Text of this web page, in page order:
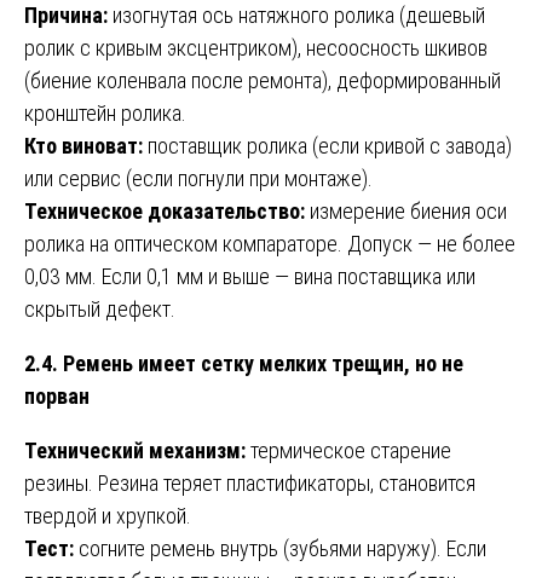
Причина: изогнутая ось натяжного ролика (дешевый
ролик с кривым эксцентриком), несоосность шкивов
(биение коленвала после ремонта), деформированный
кронштейн ролика.
Кто виноват: поставщик ролика (если кривой с завода)
или сервис (если погнули при монтаже).
Техническое доказательство: измерение биения оси
ролика на оптическом компараторе. Допуск — не более
0,03 мм. Если 0,1 мм и выше — вина поставщика или
скрытый дефект.
2.4. Ремень имеет сетку мелких трещин, но не
порван
Технический механизм:термическое старение
резины. Резина теряет пластификаторы, становится
твердой и хрупкой.
Тест: согните ремень внутрь (зубьями наружу). Если